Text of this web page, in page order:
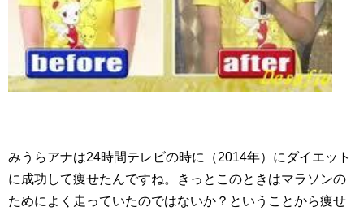
みうらアナは24時間テレビの時に（2014年）にダイエット
に成功して痩せたんですね。きっとこのときはマラソンの
ためによく走っていたのではないか？ということから痩せ